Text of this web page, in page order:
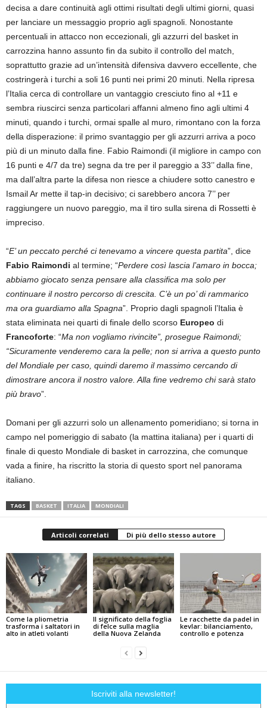
decisa a dare continuità agli ottimi risultati degli ultimi giorni, quasi
per lanciare un messaggio proprio agli spagnoli. Nonostante
percentuali in attacco non eccezionali, gli azzurri del basket in
carrozzina hanno assunto fin da subito il controllo del match,
soprattutto grazie ad un’intensità difensiva davvero eccellente, che
costringerà i turchi a soli 16 punti nei primi 20 minuti. Nella ripresa
l’Italia cerca di controllare un vantaggio cresciuto fino al +11 e
sembra riuscirci senza particolari affanni almeno fino agli ultimi 4
minuti, quando i turchi, ormai spalle al muro, rimontano con la forza
della disperazione: il primo svantaggio per gli azzurri arriva a poco
più di un minuto dalla fine. Fabio Raimondi (il migliore in campo con
16 punti e 4/7 da tre) segna da tre per il pareggio a 33’’ dalla fine,
ma dall’altra parte la difesa non riesce a chiudere sotto canestro e
Ismail Ar mette il tap-in decisivo; ci sarebbero ancora 7’’ per
raggiungere un nuovo pareggio, ma il tiro sulla sirena di Rossetti è
impreciso.
“E’ un peccato perché ci tenevamo a vincere questa partita”, dice
Fabio Raimondi al termine; “Perdere così lascia l’amaro in bocca;
abbiamo giocato senza pensare alla classifica ma solo per
continuare il nostro percorso di crescita. C’è un po’ di rammarico
ma ora guardiamo alla Spagna”. Proprio dagli spagnoli l’Italia è
stata eliminata nei quarti di finale dello scorso Europeo di
Francoforte: “Ma non vogliamo rivincite”, prosegue Raimondi;
“Sicuramente venderemo cara la pelle; non si arriva a questo punto
del Mondiale per caso, quindi daremo il massimo cercando di
dimostrare ancora il nostro valore. Alla fine vedremo chi sarà stato
più bravo”.
Domani per gli azzurri solo un allenamento pomeridiano; si torna in
campo nel pomeriggio di sabato (la mattina italiana) per i quarti di
finale di questo Mondiale di basket in carrozzina, che comunque
vada a finire, ha riscritto la storia di questo sport nel panorama
italiano.
TAGS BASKET ITALIA MONDIALI
Articoli correlati Di più dello stesso autore
Come la pliometria
trasforma i saltatori in
alto in atleti volanti
Il significato della foglia
di felce sulla maglia
della Nuova Zelanda
Le racchette da padel in
kevlar: bilanciamento,
controllo e potenza
Iscriviti alla newsletter!